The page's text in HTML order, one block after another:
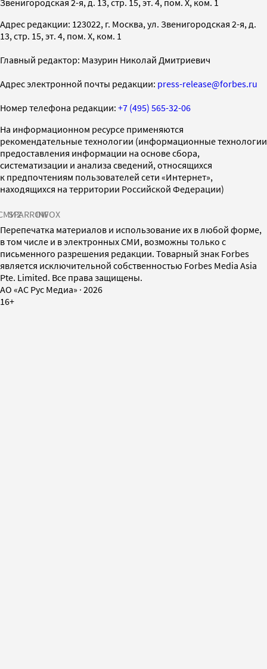
Адрес редакции: 123022, г. Москва, ул. Звенигородская 2-я, д.
13, стр. 15, эт. 4, пом. X, ком. 1
Главный редактор: Мазурин Николай Дмитриевич
Адрес электронной почты редакции: press-release@forbes.ru
Номер телефона редакции: +7 (495) 565-32-06
На информационном ресурсе применяются
рекомендательные технологии (информационные технологии
предоставления информации на основе сбора,
систематизации и анализа сведений, относящихся
к предпочтениям пользователей сети «Интернет»,
находящихся на территории Российской Федерации)
SPARROWINFOX
Перепечатка материалов и использование их в любой форме,
в том числе и в электронных СМИ, возможны только с
письменного разрешения редакции. Товарный знак Forbes
является исключительной собственностью Forbes Media Asia
Pte. Limited. Все права защищены.
AO «АС Рус Медиа» · 2026
16+